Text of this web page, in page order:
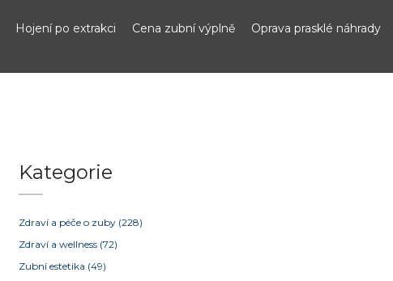
Hojení po extrakci Cena zubní výplně Oprava prasklé náhrady
Kategorie
Zdraví a péče o zuby (228)
Zdraví a wellness (72)
Zubní estetika (49)